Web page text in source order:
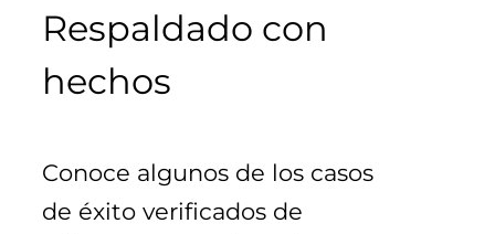
Respaldado con
hechos
Conoce algunos de los casos
de éxito verificados de